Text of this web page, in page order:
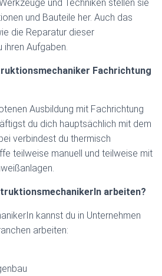
und Techniken stellen sie
und Bauteile her. Auch das
die Reparatur dieser
Aufgaben.
Fachrichtung
Ausbildung mit Fachrichtung
du dich hauptsächlich mit dem
verbindest du thermisch
teilweise manuell und teilweise mit
arbeiten?
kannst du in Unternehmen
arbeiten: